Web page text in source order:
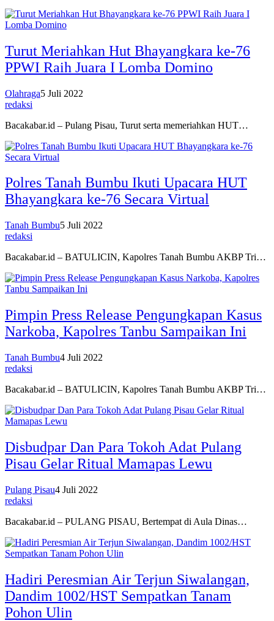
Turut Meriahkan Hut Bhayangkara ke-76
PPWI Raih Juara I Lomba Domino
Olahraga5 Juli 2022
redaksi
Bacakabar.id – Pulang Pisau, Turut serta memeriahkan HUT…
Polres Tanah Bumbu Ikuti Upacara HUT
Bhayangkara ke-76 Secara Virtual
Tanah Bumbu5 Juli 2022
redaksi
Bacakabar.id – BATULICIN, Kapolres Tanah Bumbu AKBP Tri…
Pimpin Press Release Pengungkapan Kasus
Narkoba, Kapolres Tanbu Sampaikan Ini
Tanah Bumbu4 Juli 2022
redaksi
Bacakabar.id – BATULICIN, Kapolres Tanah Bumbu AKBP Tri…
Disbudpar Dan Para Tokoh Adat Pulang
Pisau Gelar Ritual Mamapas Lewu
Pulang Pisau4 Juli 2022
redaksi
Bacakabar.id – PULANG PISAU, Bertempat di Aula Dinas…
Hadiri Peresmian Air Terjun Siwalangan,
Dandim 1002/HST Sempatkan Tanam
Pohon Ulin